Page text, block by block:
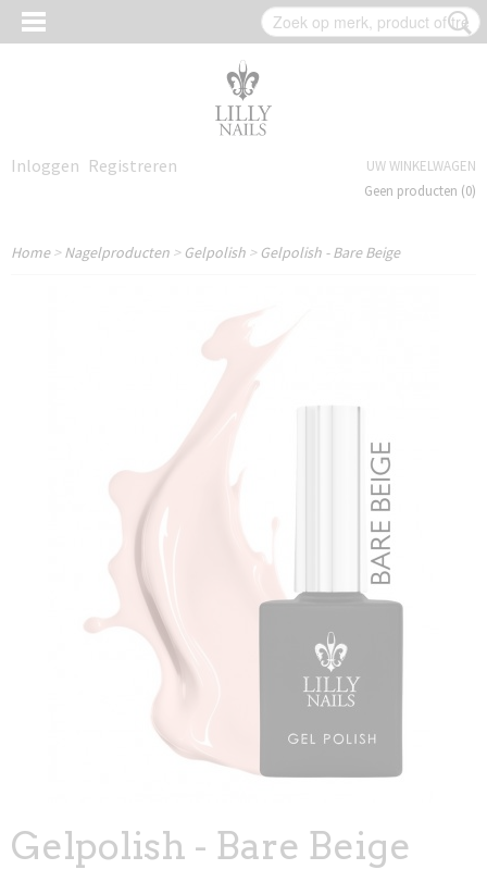
Inloggen Registreren
UW WINKELWAGEN
Geen producten (0)
Home>Nagelproducten > Gelpolish > Gelpolish - Bare Beige
Gelpolish - Bare Beige